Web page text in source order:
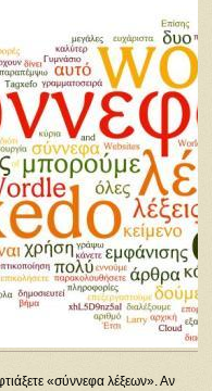
«σύννεφα λέξεων». Αν